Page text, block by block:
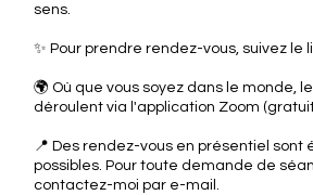
sens.
✨ Pour prendre rendez-vous, suivez le
🌍 Où que vous soyez dans le monde,
déroulent via l'application Zoom
📍 Des rendez-vous en présentiel sont
possibles. Pour toute demande de
contactez-moi par e-mail.